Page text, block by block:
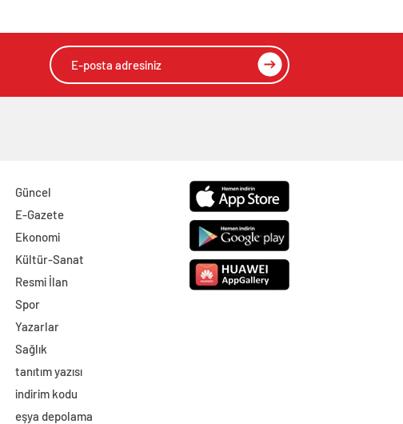
Güncel
E-Gazete
Ekonomi
Kültür-Sanat
Resmi İlan
Spor
Yazarlar
Sağlık
tanıtım yazısı
indirim kodu
eşya depolama